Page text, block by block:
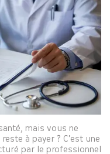
mais vous ne
à payer ? C’est une
par le professionnel